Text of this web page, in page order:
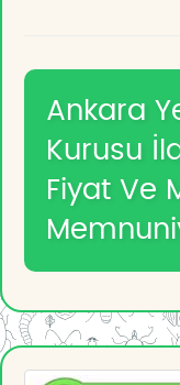
Ankara
Kurusu
Fiyat Ve